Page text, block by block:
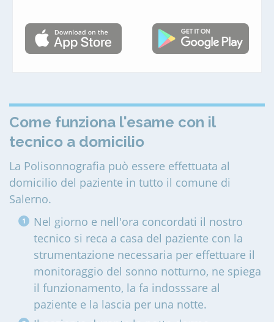
Come funziona l'esame con il
tecnico a domicilio
La Polisonnografia può essere effettuata al
domicilio del paziente in tutto il comune di
Salerno.
Nel giorno e nell'ora concordati il nostro
tecnico si reca a casa del paziente con la
strumentazione necessaria per effettuare il
monitoraggio del sonno notturno, ne spiega
il funzionamento, la fa indosssare al
paziente e la lascia per una notte.